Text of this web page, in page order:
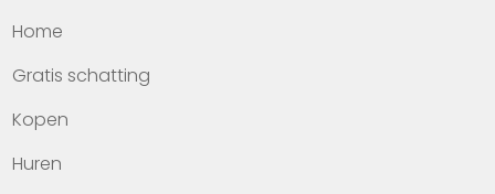
Home
Gratis schatting
Kopen
Huren